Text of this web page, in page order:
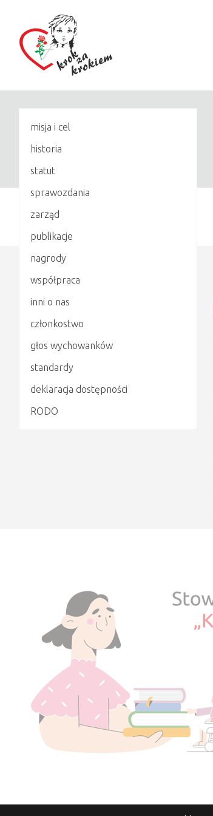
misja i cel
historia
statut
sprawozdania
zarząd
publikacje
nagrody
współpraca
inni o nas
członkostwo
głos wychowanków
standardy
deklaracja dostępności
RODO